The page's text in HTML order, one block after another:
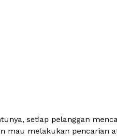
setiap pelanggan
mau melakukan pencarian